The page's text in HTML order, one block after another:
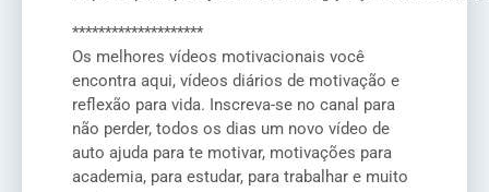
********************
Os melhores vídeos motivacionais você
encontra aqui, vídeos diários de motivação e
reflexão para vida. Inscreva-se no canal para
não perder, todos os dias um novo vídeo de
auto ajuda para te motivar, motivações para
academia, para estudar, para trabalhar e muito